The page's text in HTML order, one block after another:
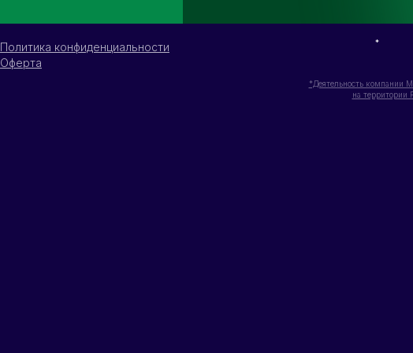
Политика конфиденциальности
Оферта
*Деятельность компании
на территории
*